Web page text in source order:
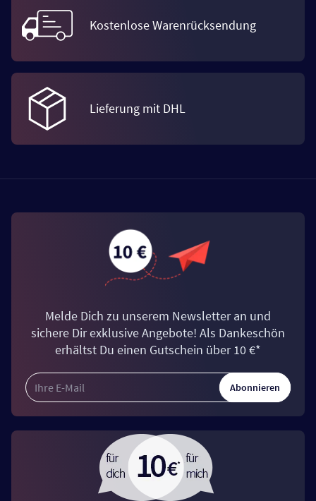
Kostenlose Warenrücksendung
Lieferung mit DHL
Melde Dich zu unserem Newsletter an und
sichere Dir exklusive Angebote! Als Dankeschön
erhältst Du einen Gutschein über 10 €*
Abonnieren